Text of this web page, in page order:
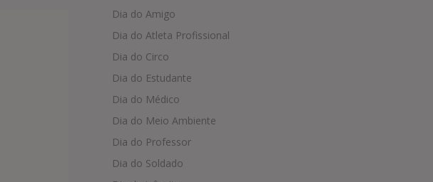
Dia do Amigo
Dia do Atleta Profissional
Dia do Circo
Dia do Estudante
Dia do Médico
Dia do Meio Ambiente
Dia do Professor
Dia do Soldado